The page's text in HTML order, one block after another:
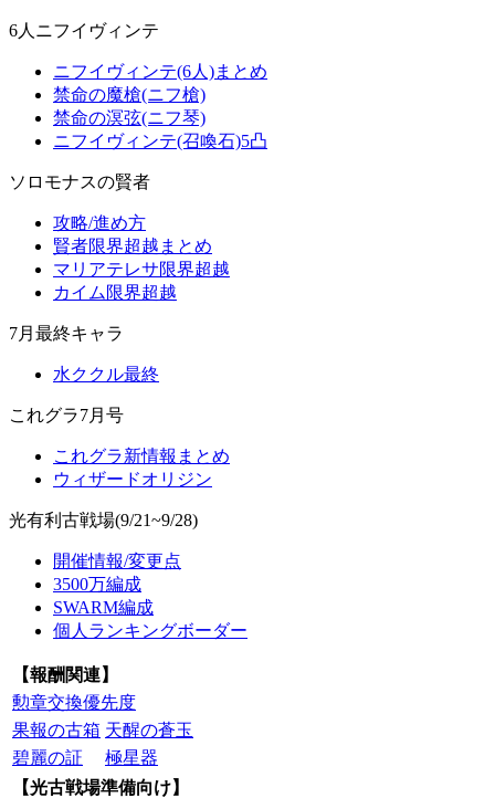
6人ニフイヴィンテ
ニフイヴィンテ(6人)まとめ
禁命の魔槍(ニフ槍)
禁命の溟弦(ニフ琴)
ニフイヴィンテ(召喚石)5凸
ソロモナスの賢者
攻略/進め方
賢者限界超越まとめ
マリアテレサ限界超越
カイム限界超越
7月最終キャラ
水ククル最終
これグラ7月号
これグラ新情報まとめ
ウィザードオリジン
光有利古戦場(9/21~9/28)
開催情報/変更点
3500万編成
SWARM編成
個人ランキングボーダー
【報酬関連】
勲章交換優先度
果報の古箱 天醒の蒼玉
碧麗の証
極星器
【光古戦場準備向け】